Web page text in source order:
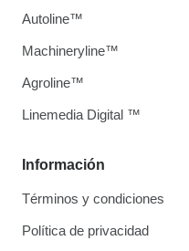
Información
Términos y condiciones
Política de privacidad
Autoline™
Machineryline™
Agroline™
Linemedia Digital ™